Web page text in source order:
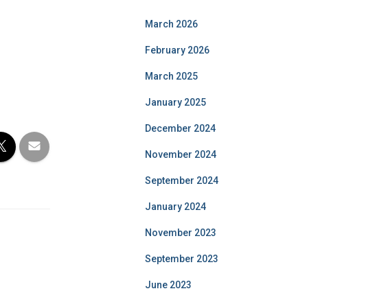
March 2026
February 2026
March 2025
January 2025
December 2024
November 2024
September 2024
January 2024
November 2023
September 2023
June 2023